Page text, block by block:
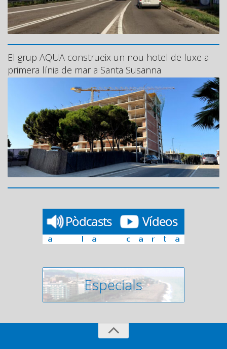
El grup AQUA construeix un nou hotel de luxe a
primera línia de mar a Santa Susanna